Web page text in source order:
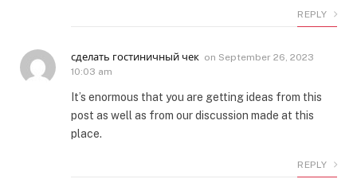
REPLY
сделать гостиничный чек on September 26, 2023
10:03 am
It’s enormous that you are getting ideas from this
post as well as from our discussion made at this
place.
REPLY